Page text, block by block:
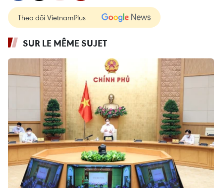
Theo dõi VietnamPlus
SUR LE MÊME SUJET